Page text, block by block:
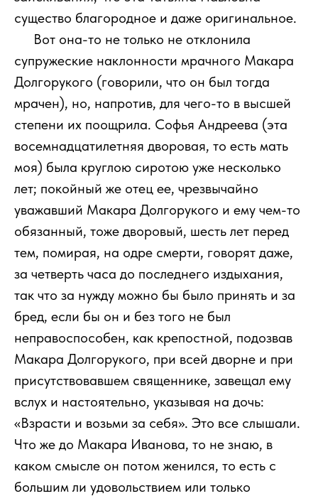
существо благородное и даже оригинальное.
Вот она-то не только не отклонила
супружеские наклонности мрачного Макара
Долгорукого (говорили, что он был тогда
мрачен), но, напротив, для чего-то в высшей
степени их поощрила. Софья Андреева (эта
восемнадцатилетняя дворовая, то есть мать
моя) была круглою сиротою уже несколько
лет; покойный же отец ее, чрезвычайно
уважавший Макара Долгорукого и ему чем-то
обязанный, тоже дворовый, шесть лет перед
тем, помирая, на одре смерти, говорят даже,
за четверть часа до последнего издыхания,
так что за нужду можно бы было принять и за
бред, если бы он и без того не был
неправоспособен, как крепостной, подозвав
Макара Долгорукого, при всей дворне и при
присутствовавшем священнике, завещал ему
вслух и настоятельно, указывая на дочь:
«Взрасти и возьми за себя». Это все слышали.
Что же до Макара Иванова, то не знаю, в
каком смысле он потом женился, то есть с
большим ли удовольствием или только